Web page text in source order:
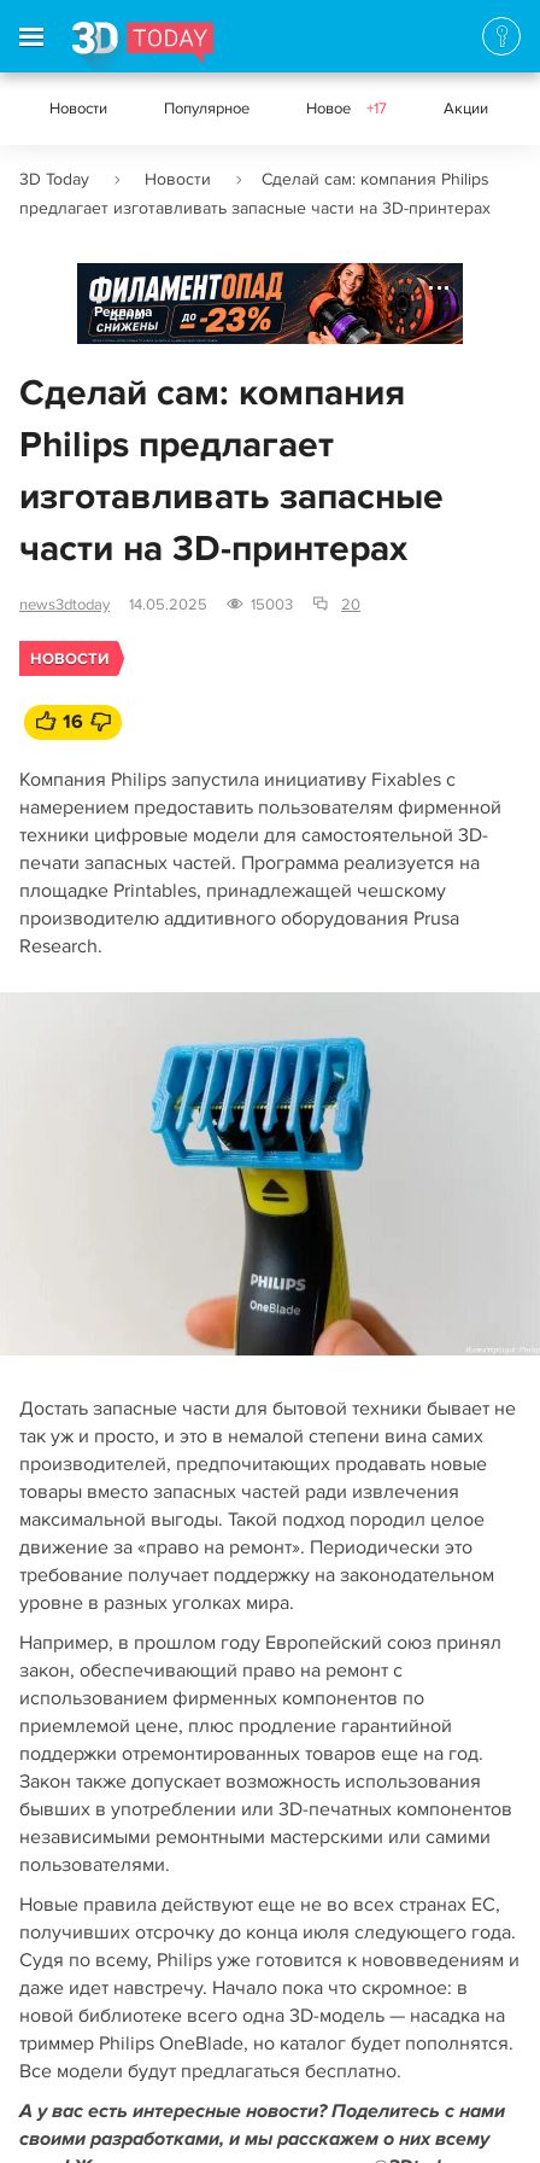
Новости Популярное Новое +17 Акции
3D Today Новости
Сделай сам: компания Philips
предлагает изготавливать запасные части на 3D-принтерах
Реклама
Сделай сам: компания
Philips предлагает
изготавливать запасные
части на 3D-принтерах
news3dtoday 14.05.2025 15003 20
НОВОСТИ
16
Компания Philips запустила инициативу Fixables с
намерением предоставить пользователям фирменной
техники цифровые модели для самостоятельной 3D-
печати запасных частей. Программа реализуется на
площадке Printables, принадлежащей чешскому
производителю аддитивного оборудования Prusa
Research.
Достать запасные части для бытовой техники бывает не
так уж и просто, и это в немалой степени вина самих
производителей, предпочитающих продавать новые
товары вместо запасных частей ради извлечения
максимальной выгоды. Такой подход породил целое
движение за «право на ремонт». Периодически это
требование получает поддержку на законодательном
уровне в разных уголках мира.
Например, в прошлом году Европейский союз принял
закон, обеспечивающий право на ремонт с
использованием фирменных компонентов по
приемлемой цене, плюс продление гарантийной
поддержки отремонтированных товаров еще на год.
Закон также допускает возможность использования
бывших в употреблении или 3D-печатных компонентов
независимыми ремонтными мастерскими или самими
пользователями.
Новые правила действуют еще не во всех странах EC,
получивших отсрочку до конца июля следующего года.
Судя по всему, Philips уже готовится к нововведениям и
даже идет навстречу. Начало пока что скромное: в
новой библиотеке всего одна 3D-модель — насадка на
триммер Philips OneBlade, но каталог будет пополнятся.
Все модели будут предлагаться бесплатно.
А у вас есть интересные новости? Поделитесь с нами
своими разработками, и мы расскажем о них всему